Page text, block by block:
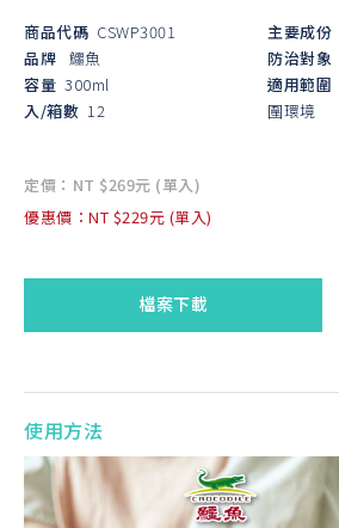
商品代碼 CSWP3001
品牌 鱷魚
容量 300ml
入/箱數 12
主要成份
防治對象
適用範圍
圍環境
定價：NT $269元 (單入)
優惠價：NT $229元 (單入)
檔案下載
使用方法